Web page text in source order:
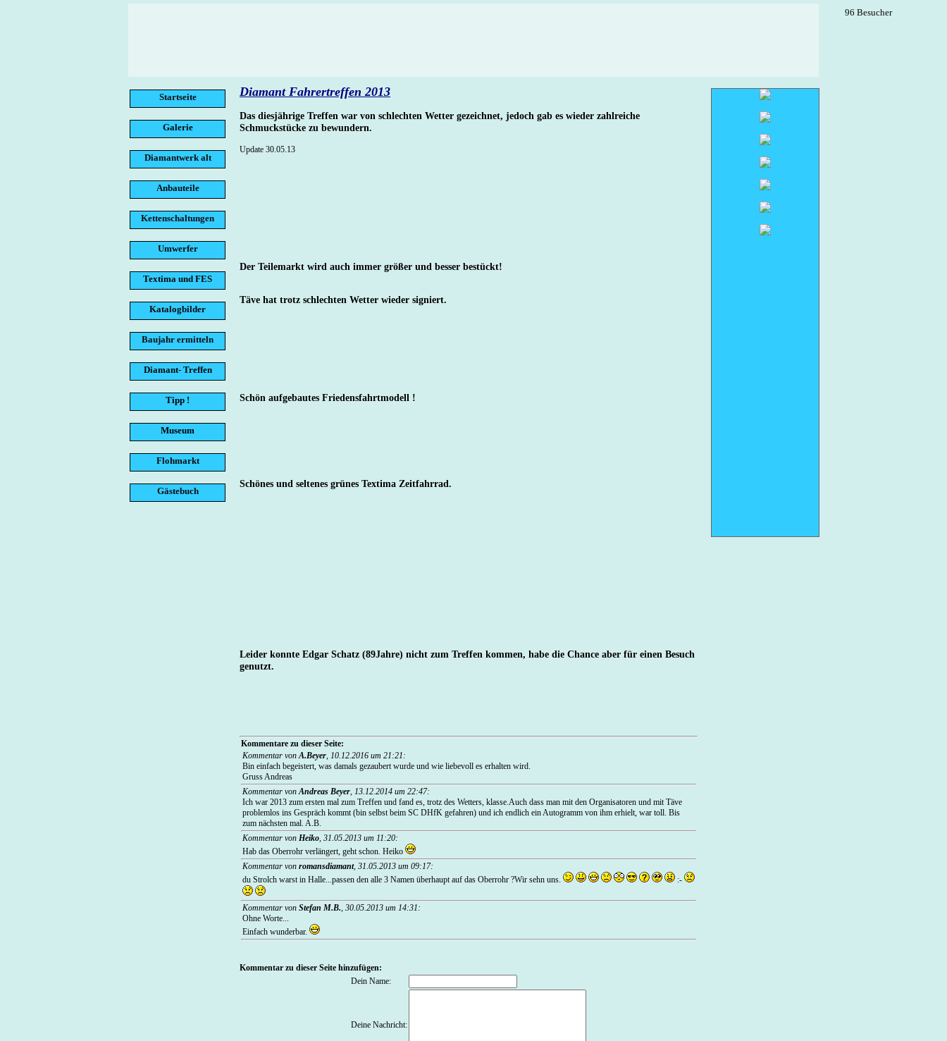
Startseite
Galerie
Diamantwerk alt
Anbauteile
Kettenschaltungen
Umwerfer
Textima und FES
Katalogbilder
Baujahr ermitteln
Diamant- Treffen
Tipp !
Museum
Flohmarkt
Gästebuch
Diamant Fahrertreffen 2013
Das diesjährige Treffen war von schlechten Wetter gezeichnet, jedoch gab es wieder zahlreiche
Schmuckstücke zu bewundern.
Update 30.05.13
Der Teilemarkt wird auch immer größer und besser bestückt!
Täve hat trotz schlechten Wetter wieder signiert.
Schön aufgebautes Friedensfahrtmodell !
Schönes und seltenes grünes Textima Zeitfahrrad.
Leider konnte Edgar Schatz (89Jahre) nicht zum Treffen kommen, habe die Chance aber für einen Besuch
genutzt.
Kommentare zu dieser Seite:
Kommentar vonA.Beyer, 10.12.2016 um 21:21:
Bin einfach begeistert, was damals gezaubert wurde und wie liebevoll es erhalten wird.
Gruss Andreas
Kommentar vonAndreas Beyer, 13.12.2014 um 22:47:
Ich war 2013 zum ersten mal zum Treffen und fand es, trotz des Wetters, klasse.Auch dass man mit den Organisatoren und mit Täve
problemlos ins Gespräch kommt (bin selbst beim SC DHfK gefahren) und ich endlich ein Autogramm von ihm erhielt, war toll. Bis
zum nächsten mal. A.B.
Kommentar von Heiko, 31.05.2013 um 11:20:
Hab das Oberrohr verlängert, geht schon. Heiko
Kommentar von romansdiamant, 31.05.2013 um 09:17:
du Strolch warst in Halle...passen den alle 3 Namen überhaupt auf das Oberrohr ?Wir sehn uns.
:-
Kommentar von Stefan M.B., 30.05.2013 um 14:31:
Ohne Worte...
Einfach wunderbar.
Kommentar zu dieser Seite hinzufügen:
Dein Name:
Deine Nachricht:
96 Besucher